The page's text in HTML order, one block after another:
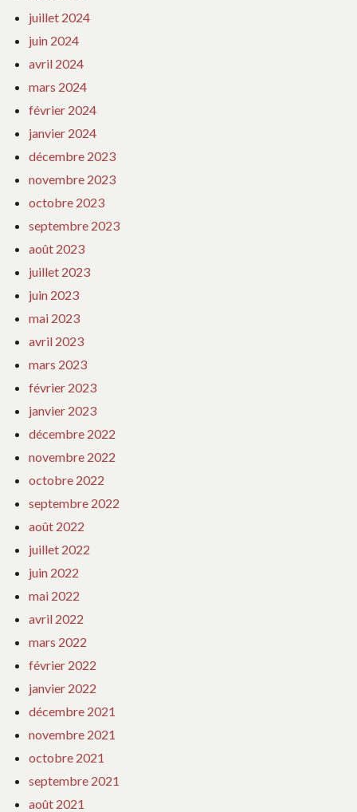
juillet 2024
juin 2024
avril 2024
mars 2024
février 2024
janvier 2024
décembre 2023
novembre 2023
octobre 2023
septembre 2023
août 2023
juillet 2023
juin 2023
mai 2023
avril 2023
mars 2023
février 2023
janvier 2023
décembre 2022
novembre 2022
octobre 2022
septembre 2022
août 2022
juillet 2022
juin 2022
mai 2022
avril 2022
mars 2022
février 2022
janvier 2022
décembre 2021
novembre 2021
octobre 2021
septembre 2021
août 2021